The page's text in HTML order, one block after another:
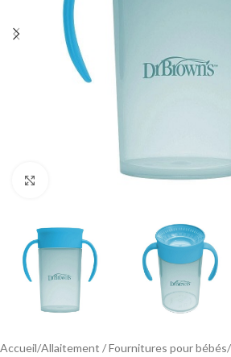
Accueil Allaitement / Fournitures pour bébés